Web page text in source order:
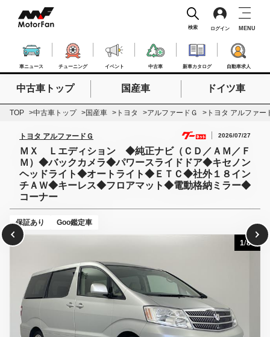
車ニュース チューニング イベント 中古車 新車カタログ 自動車求人
検索 ログイン MENU
検索したいキーワードを入力
検索
中古車トップ 国産車 ドイツ車
TOP 中古車トップ 国産車 トヨタ アルファードＧ トヨタ アルファ
トヨタ アルファードＧ 2026/07/27
ＭＸ Ｌエディション ◆純正ナビ（ＣＤ／ＡＭ／Ｆ
Ｍ）◆バックカメラ◆パワースライドドア◆キセノン
ヘッドライト◆オートライト◆ＥＴＣ◆社外１８イン
チＡＷ◆キーレス◆フロアマット◆電動格納ミラー◆
コーナー
保証あり Goo鑑定車
1/80